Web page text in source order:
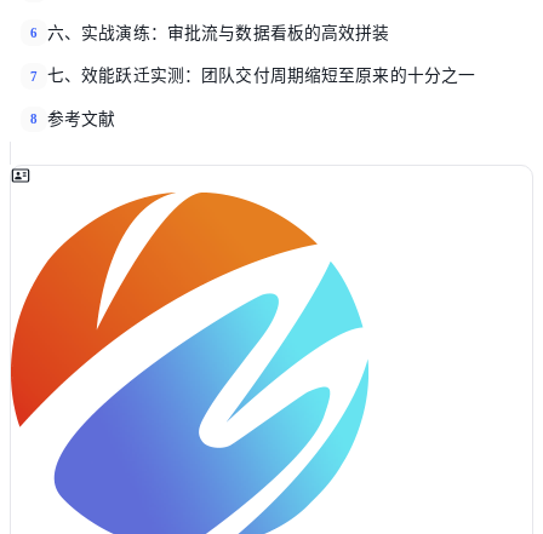
6 六、实战演练：审批流与数据看板的高效拼装
7 七、效能跃迁实测：团队交付周期缩短至原来的十分之一
8 参考文献